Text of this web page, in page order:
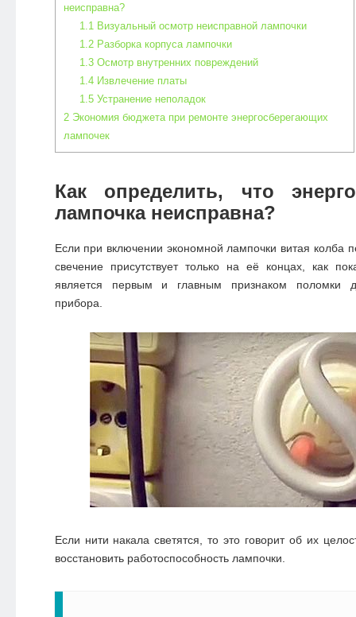
неисправна?
1.1 Визуальный осмотр неисправной лампочки
1.2Разборка корпуса лампочки
1.3Осмотр внутренних повреждений
1.4Извлечение платы
1.5Устранение неполадок
2Экономия бюджета при ремонте энергосберегающих
лампочек
Как определить, что
лампочка неисправна?
Если при включении экономной лампочки витая колба
свечение присутствует только на её концах, как
является первым и главным признаком поломки
прибора.
Если нити накала светятся, то это говорит об их
восстановить работоспособность лампочки.